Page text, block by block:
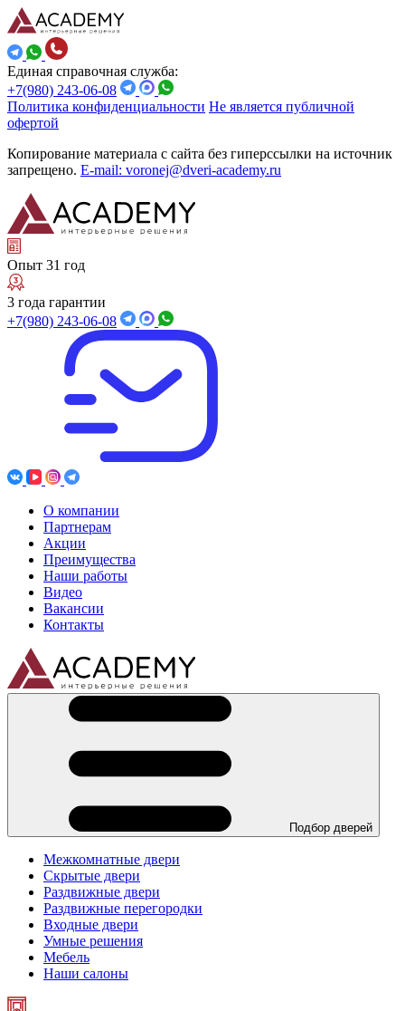
Единая справочная служба:
+7(980) 243-06-08
Политика конфиденциальности Не является публичной
офертой
Копирование материала с сайта без гиперссылки на источник
запрещено. E-mail: voronej@dveri-academy.ru
Опыт 31 год
3 года гарантии
+7(980) 243-06-08
О компании
Партнерам
Акции
Преимущества
Наши работы
Видео
Вакансии
Контакты
Подбор дверей
Межкомнатные двери
Скрытые двери
Раздвижные двери
Раздвижные перегородки
Входные двери
Умные решения
Мебель
Наши салоны